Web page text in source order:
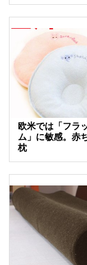
欧米では「フラ
ム」に敏感。赤
枕